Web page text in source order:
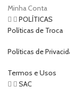
Minha Conta
POLÍTICAS
Políticas de Troca
Políticas de
Termos e Usos
SAC